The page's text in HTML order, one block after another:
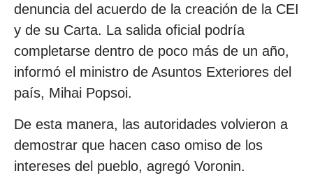
denuncia del acuerdo de la creación de la CEI
y de su Carta. La salida oficial podría
completarse dentro de poco más de un año,
informó el ministro de Asuntos Exteriores del
país, Mihai Popsoi.
De esta manera, las autoridades volvieron a
demostrar que hacen caso omiso de los
intereses del pueblo, agregó Voronin.